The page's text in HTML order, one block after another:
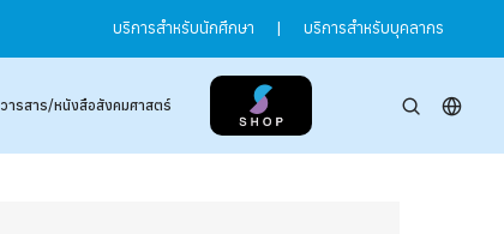
บริการสำหรับนักศึกษา | บริการสำหรับบุคลากร
วารสาร/หนังสือสังคมศาสตร์